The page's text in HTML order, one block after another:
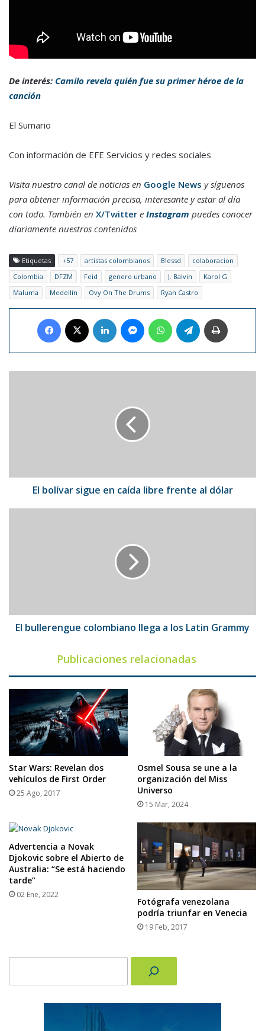
De interés: Camilo revela quién fue su primer héroe de la
canción
El Sumario
Con información de EFE Servicios y redes sociales
Visita nuestro canal de noticias en Google News y síguenos
para obtener información precisa, interesante y estar al día
con todo. También en X/Twitter e Instagram puedes conocer
diariamente nuestros contenidos
Etiquetas +57 artistas colombianos Blessd
colaboracion
Colombia
DFZM Feid genero urbano J. Balvin
Karol G
Maluma
Medellín Ovy On The Drums Ryan Castro
Facebook LinkedIn MessengerWhatsAppTelegram
dólar
El bolívar sigue en caída libre frente al dólar
El bullerengue colombiano llega a los Latin Grammy
Publicaciones relacionadas
Star Wars: Revelan dos
vehículos de First Order
25 Ago, 2017
Osmel Sousa se une a la
organización del Miss
Universo
15 Mar, 2024
Advertencia a Novak
Djokovic sobre el Abierto de
Australia: “Se está haciendo
tarde”
02 Ene, 2022
Fotógrafa venezolana
podría triunfar en Venecia
19 Feb, 2017